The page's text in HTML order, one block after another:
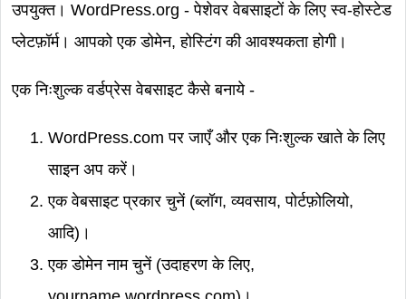
उपयुक्त। WordPress.org - पेशेवर वेबसाइटों के लिए स्व-होस्टेड
प्लेटफ़ॉर्म। आपको एक डोमेन, होस्टिंग की आवश्यकता होगी।
एक निःशुल्क वर्डप्रेस वेबसाइट कैसे बनाये -
WordPress.com पर जाएँ और एक निःशुल्क खाते के लिए
साइन अप करें।
एक वेबसाइट प्रकार चुनें (ब्लॉग, व्यवसाय, पोर्टफ़ोलियो,
आदि)।
एक डोमेन नाम चुनें (उदाहरण के लिए,